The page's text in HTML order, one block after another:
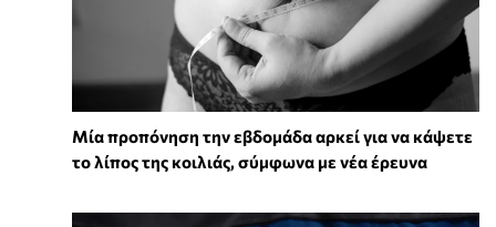
Μία προπόνηση την εβδομάδα αρκεί για να κάψετε
το λίπος της κοιλιάς, σύμφωνα με νέα έρευνα